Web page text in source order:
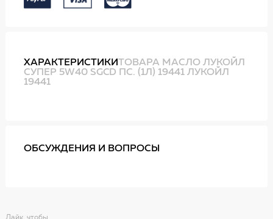
ХАРАКТЕРИСТИКИТОВАРА МАСЛО ЛУКОЙЛ
СУПЕР 5W40 SGCD ПС. (1Л) 19441 ЛУКОЙЛ
19441
ОБСУЖДЕНИЯ И ВОПРОСЫ